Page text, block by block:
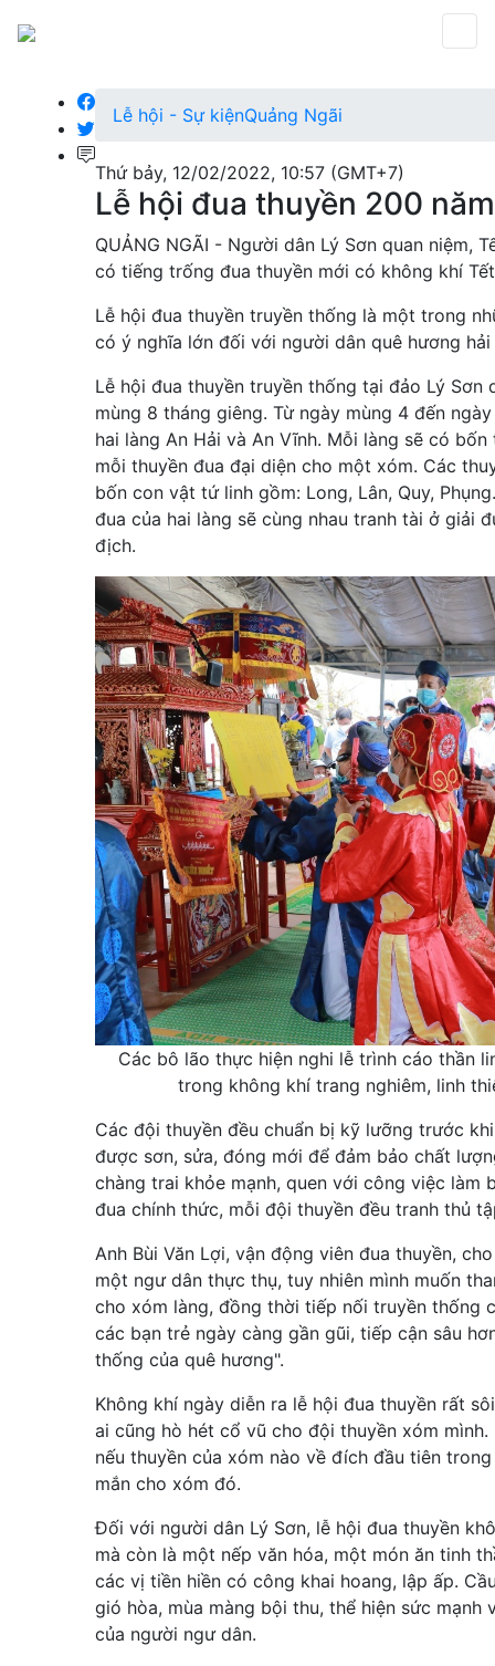
Lễ hội - Sự kiệnQuảng Ngãi
Thứ bảy, 12/02/2022, 10:57 (GMT+7)
Lễ hội đua thuyền 200
QUẢNG NGÃI - Người dân Lý Sơn quan niệm,
có tiếng trống đua thuyền mới có không khí
Lễ hội đua thuyền truyền thống là một trong
có ý nghĩa lớn đối với người dân quê hương hải
Lễ hội đua thuyền truyền thống tại đảo Lý Sơn
mùng 8 tháng giêng. Từ ngày mùng 4 đến
hai làng An Hải và An Vĩnh. Mỗi làng sẽ có
mỗi thuyền đua đại diện cho một xóm. Các
bốn con vật tứ linh gồm: Long, Lân, Quy,
đua của hai làng sẽ cùng nhau tranh tài ở giải
địch.
Các bô lão thực hiện nghi lễ trình cáo thần
trong không khí trang nghiêm, linh
Các đội thuyền đều chuẩn bị kỹ lưỡng trước
được sơn, sửa, đóng mới để đảm bảo chất
chàng trai khỏe mạnh, quen với công việc làm
đua chính thức, mỗi đội thuyền đều tranh thủ
Anh Bùi Văn Lợi, vận động viên đua thuyền,
một ngư dân thực thụ, tuy nhiên mình muốn
cho xóm làng, đồng thời tiếp nối truyền thống
các bạn trẻ ngày càng gần gũi, tiếp cận sâu
thống của quê hương".
Không khí ngày diễn ra lễ hội đua thuyền rất
ai cũng hò hét cổ vũ cho đội thuyền xóm mình.
nếu thuyền của xóm nào về đích đầu tiên
mắn cho xóm đó.
Đối với người dân Lý Sơn, lễ hội đua thuyền
mà còn là một nếp văn hóa, một món ăn tinh
các vị tiền hiền có công khai hoang, lập ấp.
gió hòa, mùa màng bội thu, thể hiện sức mạnh
của người ngư dân.